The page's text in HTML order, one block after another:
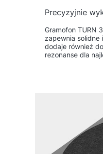
Precyzyjnie
Gramofon TURN
zapewnia solidne
dodaje również
rezonanse dla